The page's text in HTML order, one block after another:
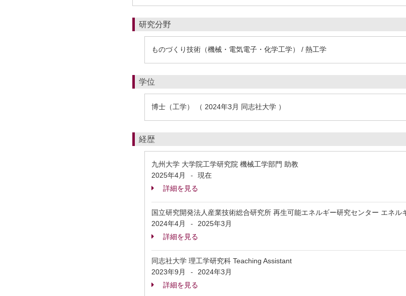
研究分野
ものづくり技術（機械・電気電子・化学工学） / 熱工学
学位
博士（工学） （ 2024年3月 同志社大学 ）
経歴
九州大学 大学院工学研究院 機械工学部門 助教
2025年4月
-
現在
詳細を見る
国立研究開発法人産業技術総合研究所 再生可能エネルギー研究センター エネ
2024年4月
-
2025年3月
詳細を見る
同志社大学 理工学研究科 Teaching Assistant
2023年9月
-
2024年3月
詳細を見る